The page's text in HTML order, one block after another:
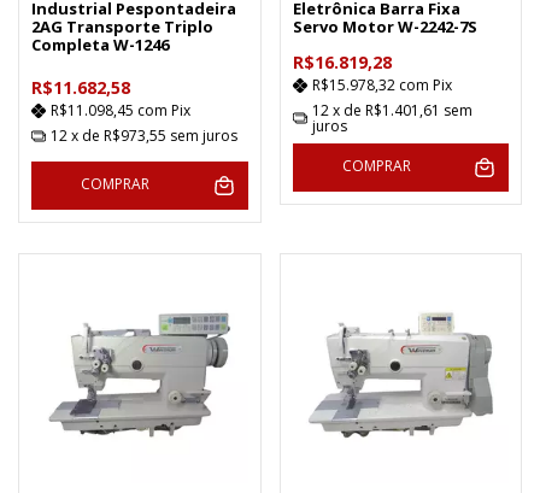
Industrial Pespontadeira
2AG Transporte Triplo
Completa W-1246
R$11.682,58
R$11.098,45 com Pix
12x de R$973,55 sem juros
COMPRAR
Eletrônica Barra Fixa
Servo Motor W-2242-7S
R$16.819,28
R$15.978,32 com Pix
12 x de R$1.401,61 sem
juros
COMPRAR